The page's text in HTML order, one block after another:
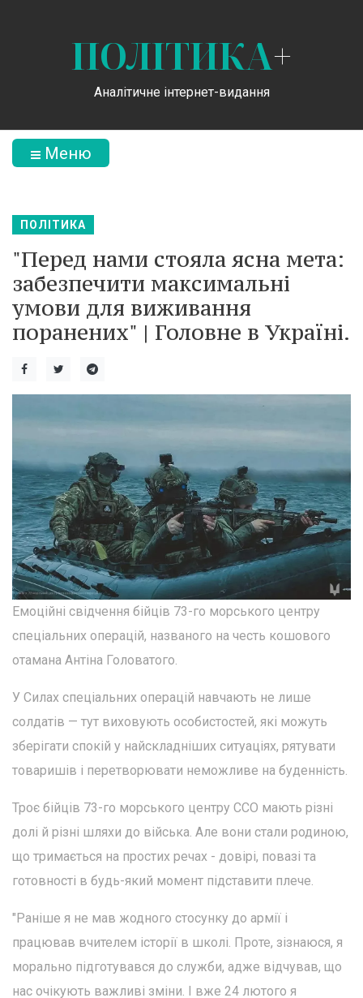
ПОЛІТИКА+
Аналітичне інтернет-видання
Меню
ПОЛІТИКА
"Перед нами стояла ясна мета:
забезпечити максимальні
умови для виживання
поранених" | Головне в Україні.
Емоційні свідчення бійців 73-го морського центру
спеціальних операцій, названого на честь кошового
отамана Антіна Головатого.
У Силах спеціальних операцій навчають не лише
солдатів — тут виховують особистостей, які можуть
зберігати спокій у найскладніших ситуаціях, рятувати
товаришів і перетворювати неможливе на буденність.
Троє бійців 73-го морського центру ССО мають різні
долі й різні шляхи до війська. Але вони стали родиною,
що тримається на простих речах - довірі, повазі та
готовності в будь-який момент підставити плече.
"Раніше я не мав жодного стосунку до армії і
працював вчителем історії в школі. Проте, зізнаюся, я
морально підготувався до служби, адже відчував, що
нас очікують важливі зміни. І вже 24 лютого я